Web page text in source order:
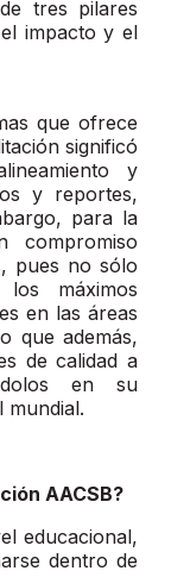
tres pilares
impacto y el
que ofrece
significó
y
y reportes,
para la
pues no sólo
máximos
en las áreas
que además,
de calidad a
en su
mundial.
AACSB?
educacional,
dentro de